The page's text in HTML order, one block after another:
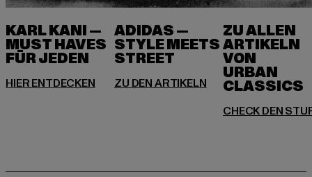
KARL KANI —
MUST HAVES
FÜR JEDEN
ADIDAS —
STYLE MEETS
ZU ALLEN
ARTIKELN
VON
URBAN